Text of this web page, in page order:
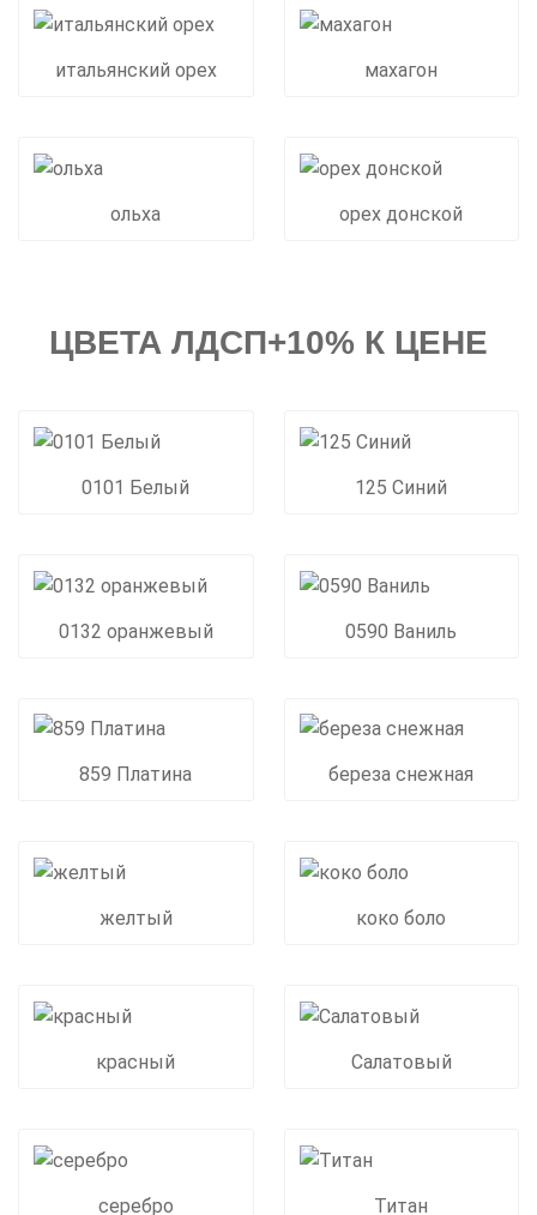
итальянский орех махагон
ольха орех донской
ЦВЕТА ЛДСП+10% К ЦЕНЕ
0101 Белый 125 Синий
0132 оранжевый 0590 Ваниль
859 Платина береза снежная
желтый коко боло
красный Салатовый
серебро Титан